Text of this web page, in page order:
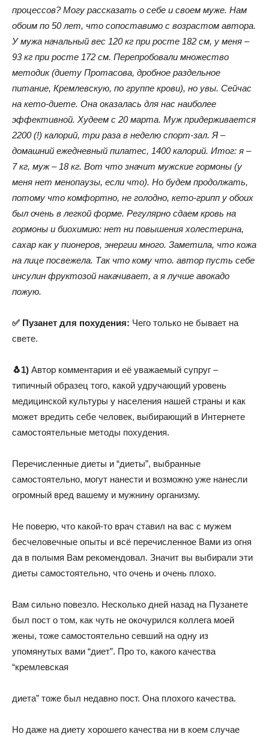
процессов? Могу рассказать о себе и своем муже. Нам
обоим по 50 лет, что сопоставимо с возрастом автора.
У мужа начальный вес 120 кг при росте 182 см, у меня –
93 кг при росте 172 см. Перепробовали множество
методик (диету Протасова, дробное раздельное
питание, Кремлевскую, по группе крови), но увы. Сейчас
на кето-диете. Она оказалась для нас наиболее
эффективной. Худеем с 20 марта. Муж придерживается
2200 (!) калорий, три раза в неделю спорт-зал. Я –
домашний ежедневный пилатес, 1400 калорий. Итог: я –
7 кг, муж – 18 кг. Вот что значит мужские гормоны (у
меня нет менопаузы, если что). Но будем продолжать,
потому что комфортно, не голодно, кето-грипп у обоих
был очень в легкой форме. Регулярно сдаем кровь на
гормоны и биохимию: нет ни повышения холестерина,
сахар как у пионеров, энергии много. Заметила, что кожа
на лице посвежела. Так что кому что. автор пусть себе
инсулин фруктозой накачивает, а я лучше авокадо
пожую.
✅ Пузанет для похудения: Чего только не бывает на
свете.
🐧1) Автор комментария и её уважаемый супруг –
типичный образец того, какой удручающий уровень
медицинской культуры у населения нашей страны и как
может вредить себе человек, выбирающий в Интернете
самостоятельные методы похудения.
Перечисленные диеты и “диеты”, выбранные
самостоятельно, могут нанести и возможно уже нанесли
огромный вред вашему и мужнину организму.
Не поверю, что какой-то врач ставил на вас с мужем
бесчеловечные опыты и всё перечисленное Вами из огня
да в полымя Вам рекомендовал. Значит вы выбирали эти
диеты самостоятельно, что очень и очень плохо.
Вам сильно повезло. Несколько дней назад на Пузанете
был пост о том, как чуть не окочурился коллега моей
жены, тоже самостоятельно севший на одну из
упомянутых вами “диет”. Про то, какого качества
“кремлевская
диета” тоже был недавно пост. Она плохого качества.
Но даже на диету хорошего качества ни в коем случае